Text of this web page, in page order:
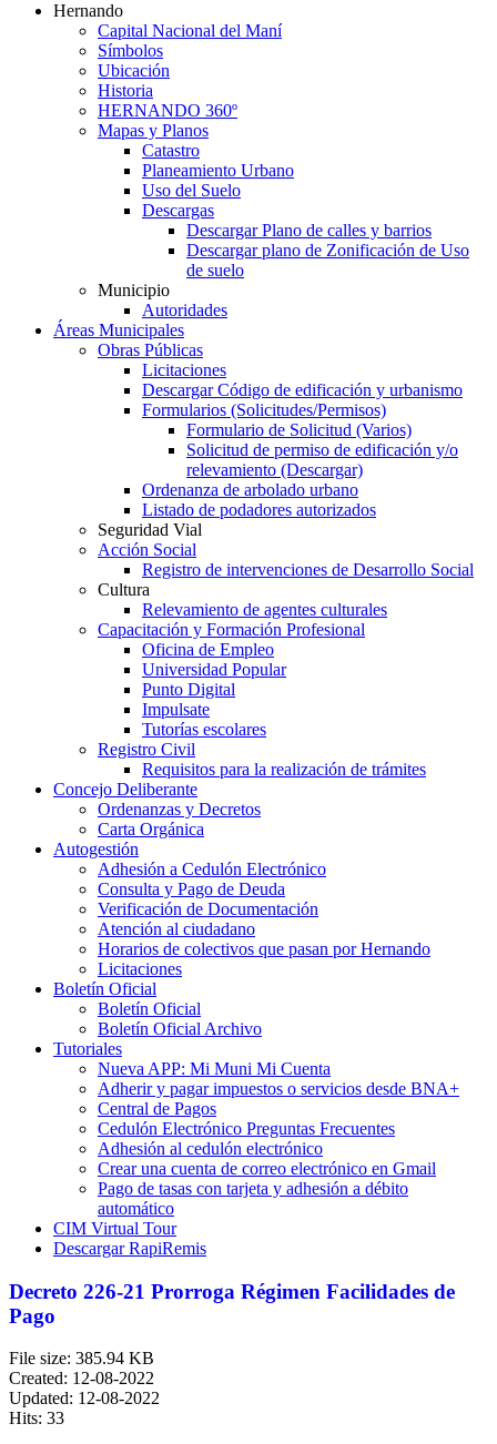
Hernando
Capital Nacional del Maní
Símbolos
Ubicación
Historia
HERNANDO 360º
Mapas y Planos
Catastro
Planeamiento Urbano
Uso del Suelo
Descargas
Descargar Plano de calles y barrios
Descargar plano de Zonificación de Uso
de suelo
Municipio
Autoridades
Áreas Municipales
Obras Públicas
Licitaciones
Descargar Código de edificación y urbanismo
Formularios (Solicitudes/Permisos)
Formulario de Solicitud (Varios)
Solicitud de permiso de edificación y/o
relevamiento (Descargar)
Ordenanza de arbolado urbano
Listado de podadores autorizados
Seguridad Vial
Acción Social
Registro de intervenciones de Desarrollo Social
Cultura
Relevamiento de agentes culturales
Capacitación y Formación Profesional
Oficina de Empleo
Universidad Popular
Punto Digital
Impulsate
Tutorías escolares
Registro Civil
Requisitos para la realización de trámites
Concejo Deliberante
Ordenanzas y Decretos
Carta Orgánica
Autogestión
Adhesión a Cedulón Electrónico
Consulta y Pago de Deuda
Verificación de Documentación
Atención al ciudadano
Horarios de colectivos que pasan por Hernando
Licitaciones
Boletín Oficial
Boletín Oficial
Boletín Oficial Archivo
Tutoriales
Nueva APP: Mi Muni Mi Cuenta
Adherir y pagar impuestos o servicios desde BNA+
Central de Pagos
Cedulón Electrónico Preguntas Frecuentes
Adhesión al cedulón electrónico
Crear una cuenta de correo electrónico en Gmail
Pago de tasas con tarjeta y adhesión a débito
automático
CIM Virtual Tour
Descargar RapiRemis
Decreto 226-21 Prorroga Régimen Facilidades de
Pago
File size: 385.94 KB
Created: 12-08-2022
Updated: 12-08-2022
Hits: 33